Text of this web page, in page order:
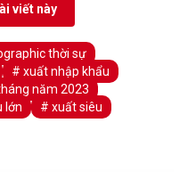
viết này
thời sự
# xuất nhập khẩu
năm 2023
lớn
# xuất siêu